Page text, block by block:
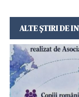
ALTE ȘTIRI DE